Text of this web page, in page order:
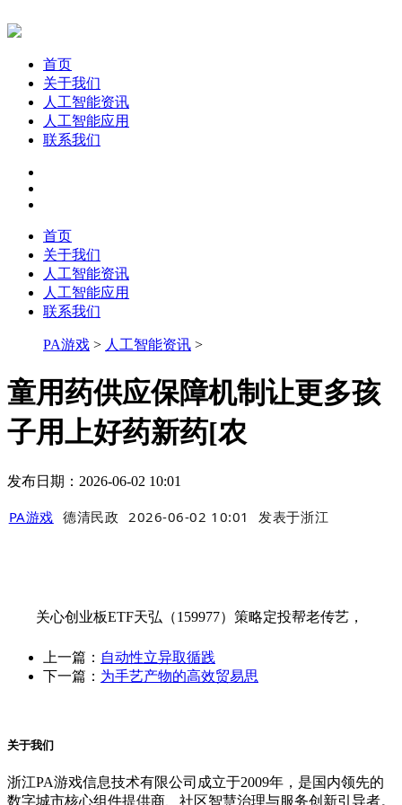
首页
关于我们
人工智能资讯
人工智能应用
联系我们
首页
关于我们
人工智能资讯
人工智能应用
联系我们
PA游戏 > 人工智能资讯 >
童用药供应保障机制让更多孩
子用上好药新药[农
发布日期：2026-06-02 10:01
PA游戏 德清民政 2026-06-02 10:01 发表于浙江
关心创业板ETF天弘（159977）策略定投帮老传艺，
上一篇： 自动性立异取循践
下一篇： 为手艺产物的高效贸易思
关于我们
浙江PA游戏信息技术有限公司成立于2009年，是国内领先的
数字城市核心组件提供商、社区智慧治理与服务创新引导者。